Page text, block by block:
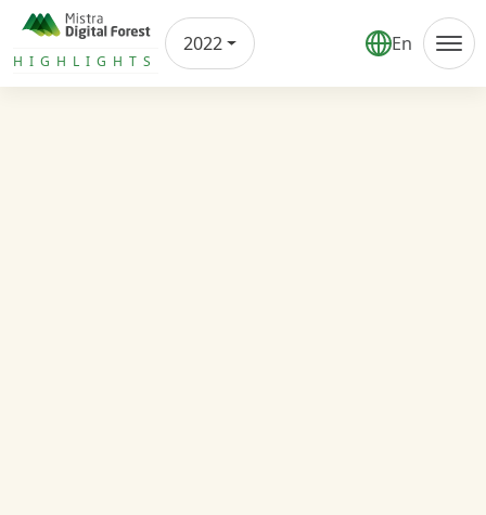
HIGHLIGHTS Årsrapport
2022 En